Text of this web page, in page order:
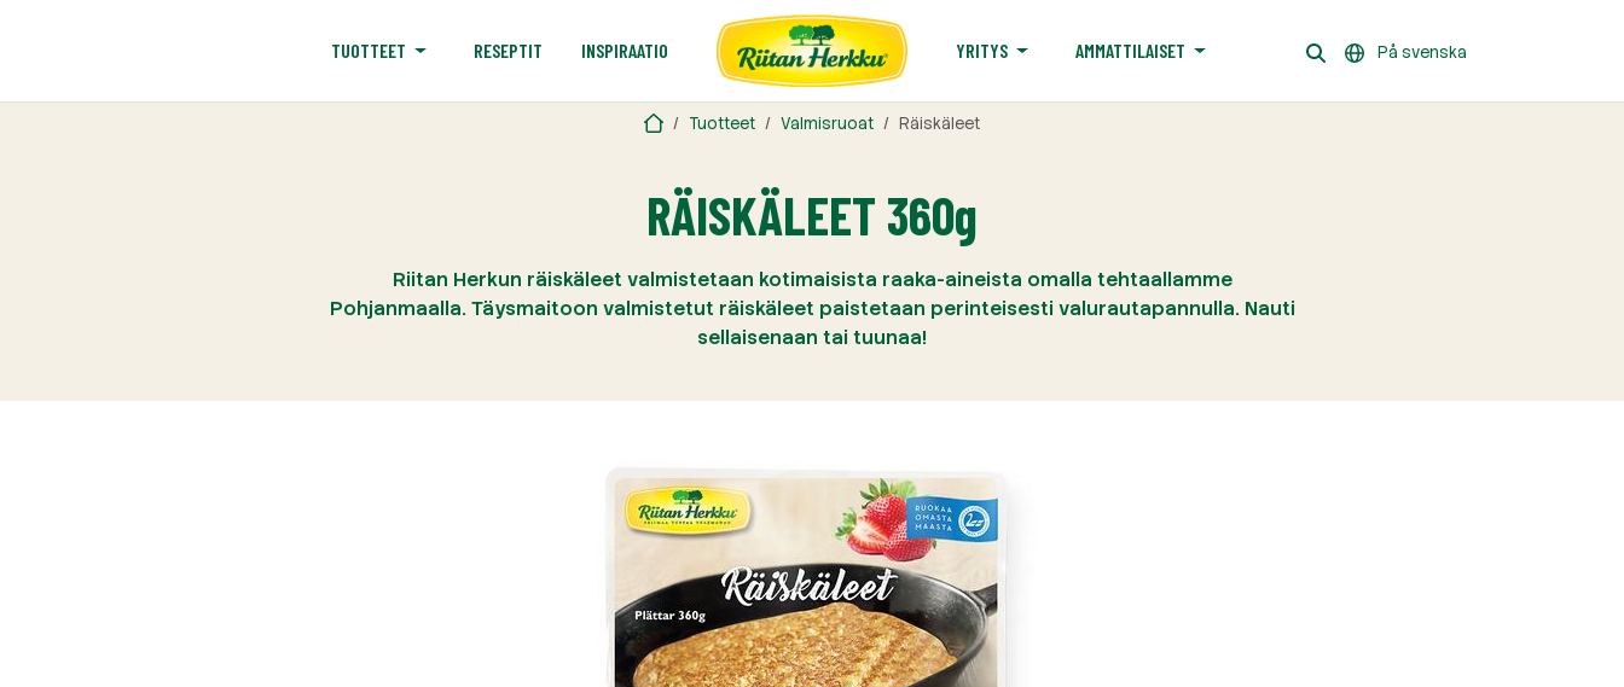
TUOTTEET RESEPTIT INSPIRAATIO YRITYS AMMATTILAISET På svenska
Tuotteet Valmisruoat Räiskäleet
RÄISKÄLEET 360g
Riitan Herkun räiskäleet valmistetaan kotimaisista raaka-aineista omalla tehtaallamme
Pohjanmaalla. Täysmaitoon valmistetut räiskäleet paistetaan perinteisesti valurautapannulla. Nauti
sellaisenaan tai tuunaa!